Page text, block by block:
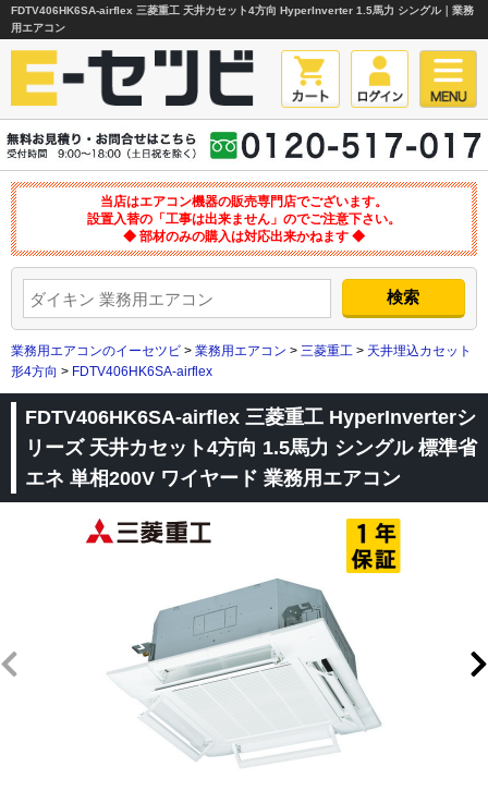
FDTV406HK6SA-airflex 三菱重工 天井カセット4方向 HyperInverter 1.5馬力 シングル｜業務
用エアコン
当店はエアコン機器の販売専門店でございます。
設置入替の「工事は出来ません」のでご注意下さい。
◆ 部材のみの購入は対応出来かねます ◆
業務用エアコンのイーセツビ > 業務用エアコン > 三菱重工 > 天井埋込カセット
形4方向 > FDTV406HK6SA-airflex
FDTV406HK6SA-airflex 三菱重工 HyperInverterシ
リーズ 天井カセット4方向 1.5馬力 シングル 標準省
エネ 単相200V ワイヤード 業務用エアコン